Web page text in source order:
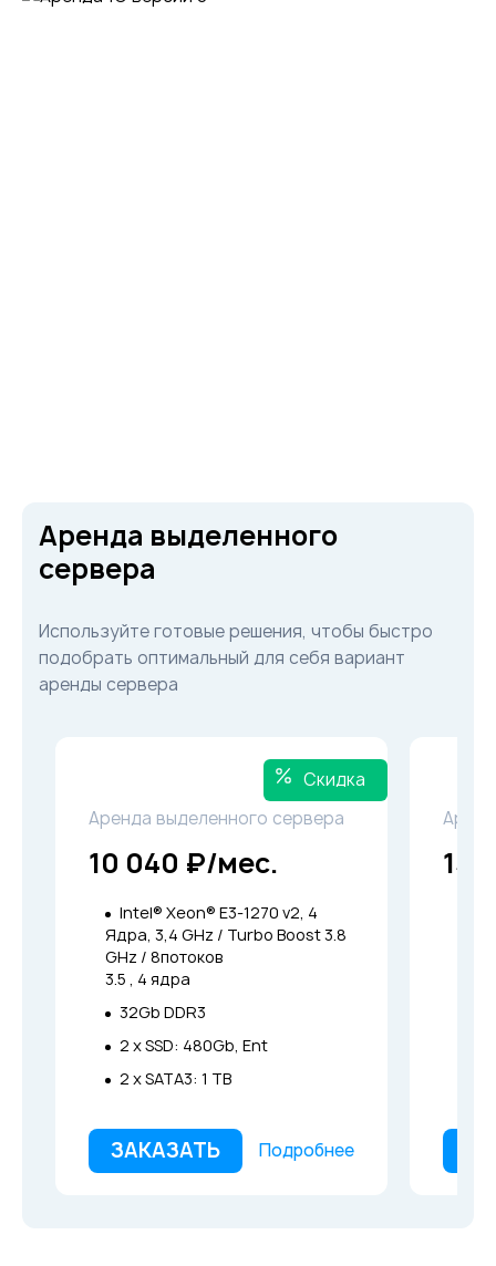
Аренда выделенного
сервера
Используйте готовые решения, чтобы быстро
подобрать оптимальный для себя вариант
аренды сервера
Скидка
Аренда выделенного сервера
10 040 ₽/мес.
Intel® Xeon® E3-1270 v2, 4
Ядра, 3,4 GHz / Turbo Boost 3.8
GHz / 8потоков
3.5 , 4 ядра
32Gb DDR3
2 x SSD: 480Gb, Ent
2 x SATA3: 1 TB
ЗАКАЗАТЬ Подробнее
13